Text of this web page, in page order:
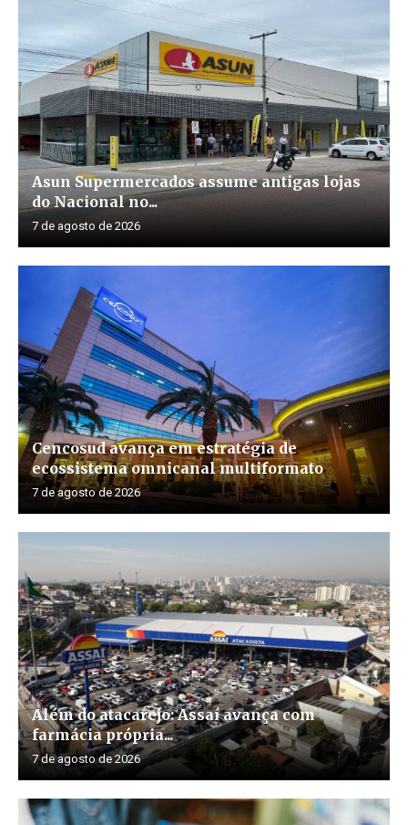
Asun Supermercados assume antigas lojas
do Nacional no...
7 de agosto de 2026
Cencosud avança em estratégia de
ecossistema omnicanal multiformato
7 de agosto de 2026
Além do atacarejo: Assaí avança com
farmácia própria...
7 de agosto de 2026